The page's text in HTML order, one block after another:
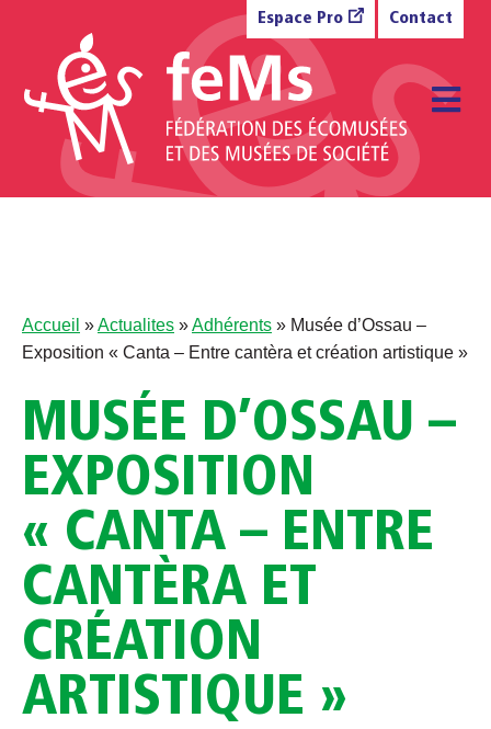
Espace Pro Contact
Accueil »Actualites »Adhérents » Musée d’Ossau –
Exposition « Canta – Entre cantèra et création artistique »
MUSÉE D’OSSAU –
EXPOSITION
« CANTA – ENTRE
CANTÈRA ET
CRÉATION
ARTISTIQUE »